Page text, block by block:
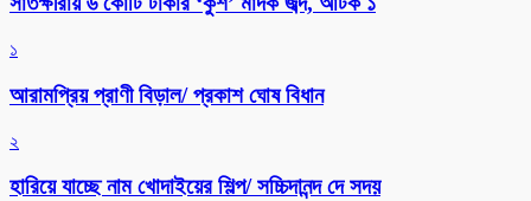
১
আরামপ্রিয় প্রাণী বিড়াল/ প্রকাশ ঘোষ বিধান
২
হারিয়ে যাচ্ছে নাম খোদাইয়ের শিল্প/ সচ্চিদানন্দ দে সদয়